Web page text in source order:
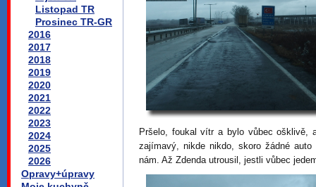
Listopad TR
Prosinec TR-GR
2016
2017
2018
2019
2020
2021
2022
2023
2024
2025
2026
Opravy+úpravy
Pršelo, foukal vítr a bylo vůbec ošklivě,
zajímavý, nikde nikdo, skoro žádné
nám. Až Zdenda utrousil, jestli vůbec